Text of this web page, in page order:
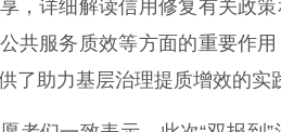
，详细解读信用修复有关政
共服务质效等方面的重要作
了助力基层治理提质增效的实